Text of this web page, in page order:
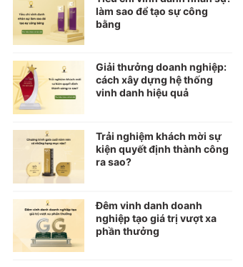
làm sao để tạo sự công
bằng
Giải thưởng doanh nghiệp:
cách xây dựng hệ thống
vinh danh hiệu quả
Trải nghiệm khách mời sự
kiện quyết định thành công
ra sao?
Đêm vinh danh doanh
nghiệp tạo giá trị vượt xa
phần thưởng